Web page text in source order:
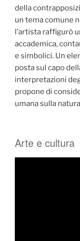
della
un tema comune
l’artista raffigurò
accademica,
e simbolici. Un
posta sul capo
interpretazioni
propone di
umana sulla
Arte e cultura